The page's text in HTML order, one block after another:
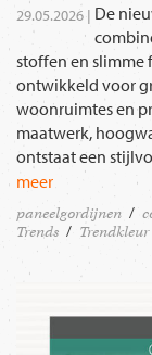
29.05.2026 | De
stoffen en slimme
ontwikkeld voor
woonruimtes en
maatwerk,
ontstaat een
meer
paneelgordijnen
Trends
Trendkleur